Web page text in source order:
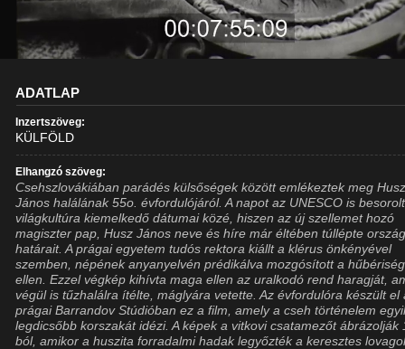
ADATLAP
Inzertszöveg:
KÜLFÖLD
Elhangzó szöveg:
Csehszlovákiában parádés külsőségek között emlékeztek meg
János halálának 55o. évfordulójáról. A napot az UNESCO is
világkultúra kiemelkedő dátumai közé, hiszen az új szellemet hozó
magiszter pap, Husz János neve és híre már éltében túllépte
határait. A prágai egyetem tudós rektora kiállt a klérus önkényével
szemben, népének anyanyelvén prédikálva mozgósított a hűbériség
ellen. Ezzel végkép kihívta maga ellen az uralkodó rend haragját,
végül is tűzhalálra ítélte, máglyára vetette. Az évfordulóra készült el
prágai Barrandov Stúdióban ez a film, amely a cseh történelem
legdicsőbb korszakát idézi. A képek a vitkovi csatamezőt ábrázolják
ból, amikor a huszita forradalmi hadak legyőzték a keresztes